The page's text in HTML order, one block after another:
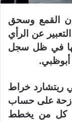
إن القمع وسحق
عن الرأي
في ظل سجل
أبوظبي.
ريتشارد خراط
على حساب
كل من يخطط